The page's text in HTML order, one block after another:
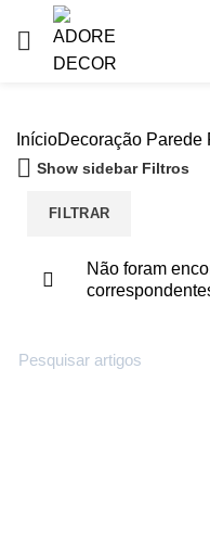
InícioDecoração Parede
Show sidebar Filtros
FILTRAR
Não foram